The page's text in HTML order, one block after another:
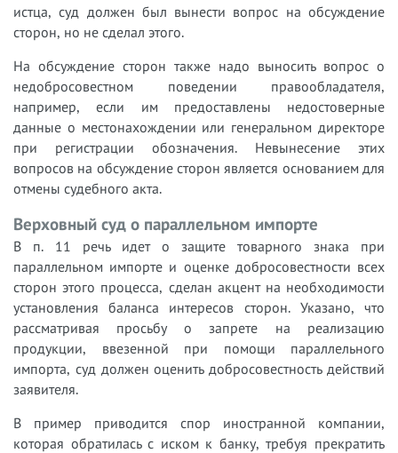
истца, суд должен был вынести вопрос на обсуждение
сторон, но не сделал этого.
На обсуждение сторон также надо выносить вопрос о
недобросовестном поведении правообладателя,
например, если им предоставлены недостоверные
данные о местонахождении или генеральном директоре
при регистрации обозначения. Невынесение этих
вопросов на обсуждение сторон является основанием для
отмены судебного акта.
Верховный суд о параллельном импорте
В п. 11 речь идет о защите товарного знака при
параллельном импорте и оценке добросовестности всех
сторон этого процесса, сделан акцент на необходимости
установления баланса интересов сторон. Указано, что
рассматривая просьбу о запрете на реализацию
продукции, ввезенной при помощи параллельного
импорта, суд должен оценить добросовестность действий
заявителя.
В пример приводится спор иностранной компании,
которая обратилась с иском к банку, требуя прекратить